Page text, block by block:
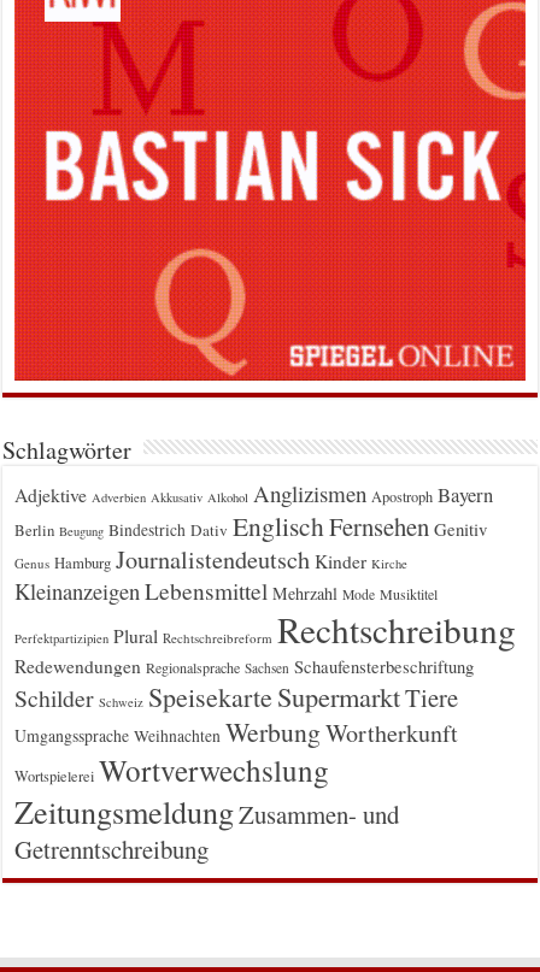
Schlagwörter
Adjektive Adverbien Akkusativ Alkohol Anglizismen Apostroph Bayern
Berlin Beugung Bindestrich Dativ EnglischFernsehen Genitiv
Genus Hamburg Journalistendeutsch Kinder Kirche
Kleinanzeigen Lebensmittel Mehrzahl Mode Musiktitel
Perfektpartizipien Plural Rechtschreibreform Rechtschreibung
Redewendungen Regionalsprache Sachsen Schaufensterbeschriftung
Schilder Schweiz Speisekarte SupermarktTiere
Umgangssprache Weihnachten WerbungWortherkunft
Wortspielerei Wortverwechslung
ZeitungsmeldungZusammen- und
Getrenntschreibung